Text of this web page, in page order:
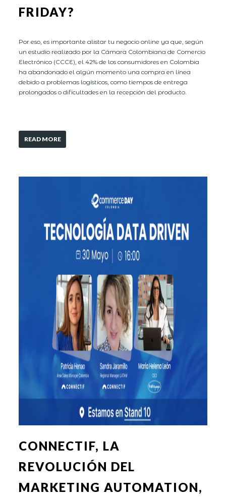
FRIDAY?
Por eso, es importante alistar tu negocio online ya que, según
un estudio realizado por la Cámara Colombiana de Comercio
Electrónico (CCCE), el 42% de los consumidores en Colombia
ha abandonado el algún momento una compra en línea
debido a problemas logísticos, como tiempos de entrega
prolongados o dificultades en la recepción del producto.
READ MORE
CONNECTIF, LA
REVOLUCIÓN DEL
MARKETING AUTOMATION,